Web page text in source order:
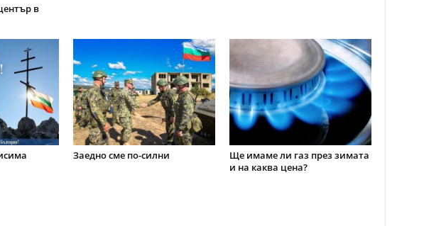
в
Заедно сме по-силни
Ще имаме ли газ през зимата
и на каква цена?